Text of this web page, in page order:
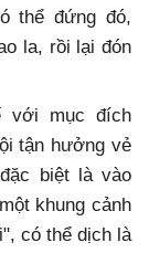
thể đứng đó,
la, rồi lại đón
với mục đích
tận hưởng vẻ
biệt là vào
khung cảnh
có thể dịch là